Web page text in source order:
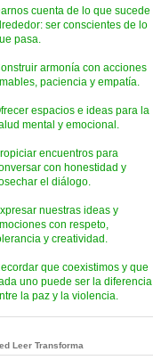
cuenta de lo que sucede
ser conscientes de lo
pasa.
armonía con acciones
paciencia y empatía.
espacios e ideas para la
mental y emocional.
encuentros para
con honestidad y
el diálogo.
nuestras ideas y
con respeto,
y creatividad.
que coexistimos y que
uno puede ser la diferencia
la paz y la violencia.
Leer Transforma